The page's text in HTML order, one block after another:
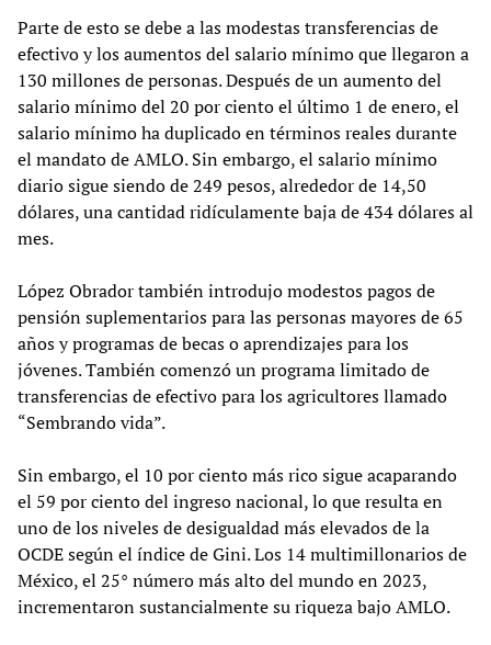
Parte de esto se debe a las modestas transferencias de
efectivo y los aumentos del salario mínimo que llegaron a
130 millones de personas. Después de un aumento del
salario mínimo del 20 por ciento el último 1 de enero, el
salario mínimo ha duplicado en términos reales durante
el mandato de AMLO. Sin embargo, el salario mínimo
diario sigue siendo de 249 pesos, alrededor de 14,50
dólares, una cantidad ridículamente baja de 434 dólares al
mes.
López Obrador también introdujo modestos pagos de
pensión suplementarios para las personas mayores de 65
años y programas de becas o aprendizajes para los
jóvenes. También comenzó un programa limitado de
transferencias de efectivo para los agricultores llamado
“Sembrando vida”.
Sin embargo, el 10 por ciento más rico sigue acaparando
el 59 por ciento del ingreso nacional, lo que resulta en
uno de los niveles de desigualdad más elevados de la
OCDE según el índice de Gini. Los 14 multimillonarios de
México, el 25° número más alto del mundo en 2023,
incrementaron sustancialmente su riqueza bajo AMLO.